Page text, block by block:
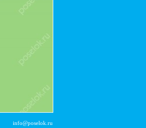
info@poselok.ru